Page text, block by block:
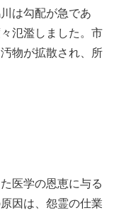
は勾配が急であ
氾濫しました。市
物が拡散され、所
医学の恩恵に与る
因は、怨霊の仕業